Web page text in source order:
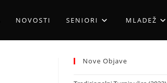
NOVOSTI SENIORI MLADEŽ
Nove Objave